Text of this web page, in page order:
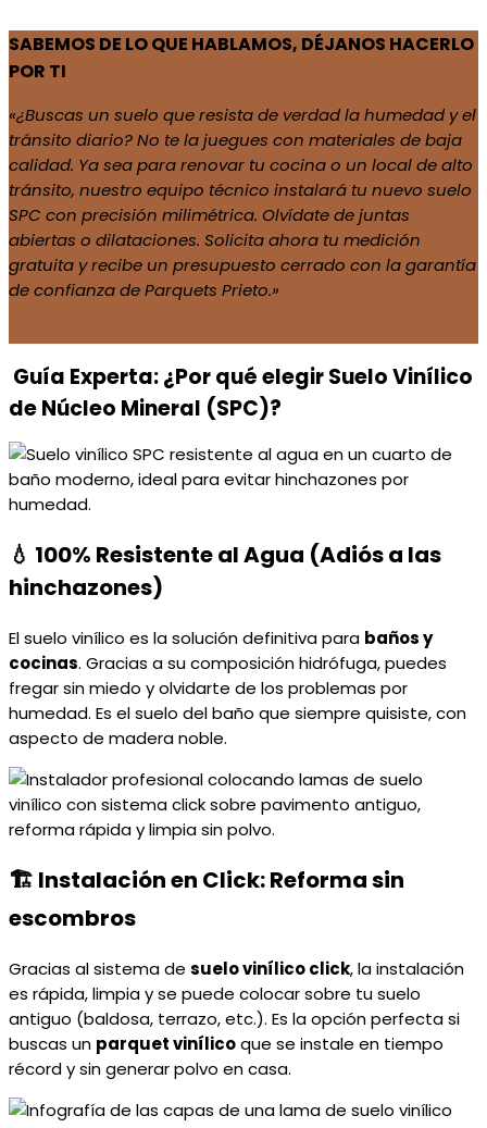
SABEMOS DE LO QUE HABLAMOS, DÉJANOS HACERLO
POR TI
«¿Buscas un suelo que resista de verdad la humedad y el
tránsito diario? No te la juegues con materiales de baja
calidad. Ya sea para renovar tu cocina o un local de alto
tránsito, nuestro equipo técnico instalará tu nuevo suelo
SPC con precisión milimétrica. Olvídate de juntas
abiertas o dilataciones. Solicita ahora tu medición
gratuita y recibe un presupuesto cerrado con la garantía
de confianza de Parquets Prieto.»
Guía Experta: ¿Por qué elegir Suelo Vinílico
de Núcleo Mineral (SPC)?
💧 100% Resistente al Agua (Adiós a las
hinchazones)
El suelo vinílico es la solución definitiva para baños y
cocinas. Gracias a su composición hidrófuga, puedes
fregar sin miedo y olvidarte de los problemas por
humedad. Es el suelo del baño que siempre quisiste, con
aspecto de madera noble.
🏗️ Instalación en Click: Reforma sin
escombros
Gracias al sistema de suelo vinílico click, la instalación
es rápida, limpia y se puede colocar sobre tu suelo
antiguo (baldosa, terrazo, etc.). Es la opción perfecta si
buscas un parquet vinílicoque se instale en tiempo
récord y sin generar polvo en casa.